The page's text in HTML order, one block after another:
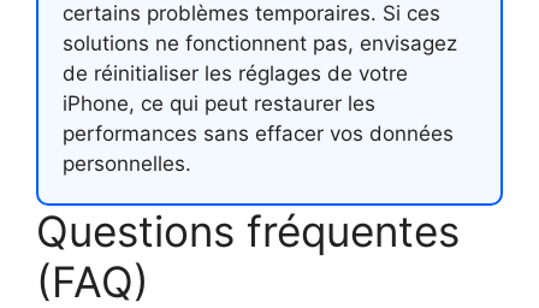
certains problèmes temporaires. Si ces
solutions ne fonctionnent pas, envisagez
de réinitialiser les réglages de votre
iPhone, ce qui peut restaurer les
performances sans effacer vos données
personnelles.
Questions fréquentes
(FAQ)